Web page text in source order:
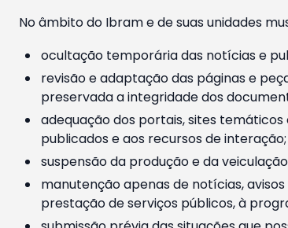
No âmbito do Ibram e de suas unidades
ocultação temporária das notícias e
revisão e adaptação das páginas e
preservada a integridade dos
adequação dos portais, sites temáticos
publicados e aos recursos de interação;
suspensão da produção e da
manutenção apenas de notícias,
prestação de serviços públicos, à